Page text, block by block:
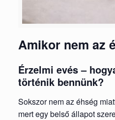
Amikor nem az
Érzelmi evés –
történik bennünk?
Sokszor nem az éhség
mert egy belső állapot